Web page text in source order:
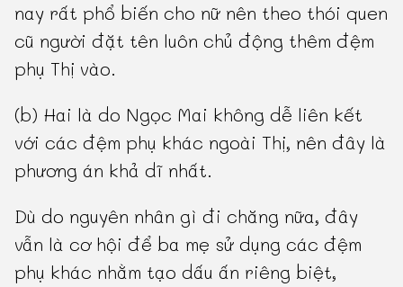
nay rất phổ biến cho nữ nên theo thói quen
cũ người đặt tên luôn chủ động thêm đệm
phụ Thị vào.
(b) Hai là do Ngọc Mai không dễ liên kết
với các đệm phụ khác ngoài Thị, nên đây là
phương án khả dĩ nhất.
Dù do nguyên nhân gì đi chăng nữa, đây
vẫn là cơ hội để ba mẹ sử dụng các đệm
phụ khác nhằm tạo dấu ấn riêng biệt,